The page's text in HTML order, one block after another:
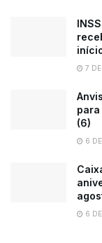
7
(6)
6
6